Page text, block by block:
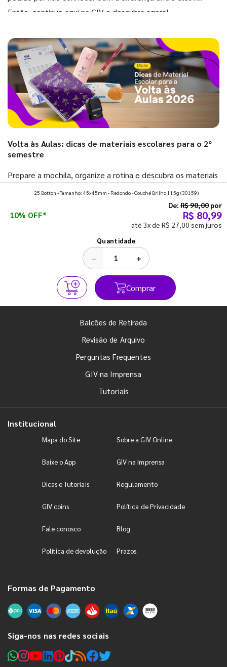
Então, continue aqui na GIV e descubra agora!
Volta às Aulas: dicas de materiais escolares para o 2º
semestre
Prepare a mochila, organize a rotina e descubra os materiais
que fazem toda diferença para começar o segundo
25 Botton - Tamanho: 45x45mm - Redondo - Couché Brilho 115g (30159)
10% OFF*
De: R$ 90,00 por
R$ 80,99
até 3x de R$ 27,00 sem juros
Quantidade
− +
Comprar
Balcões de Retirada
Revisão de Arquivo
Perguntas Frequentes
GIV na Imprensa
Tutoriais
Institucional
Mapa do Site Sobre a GIV Online
Baixe o App GIV na Imprensa
Dicas e Tutoriais Regulamento
GIV coins Política de Privacidade
Fale conosco Blog
Política de devolução Prazos
Formas de Pagamento
Siga-nos nas redes sociais